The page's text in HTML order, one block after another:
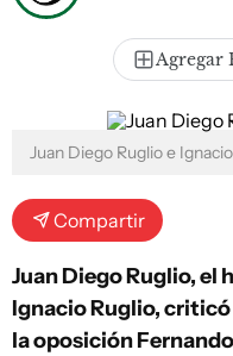
Agregar
Juan Diego Ruglio e
Compartir
Juan Diego Ruglio, el
Ignacio Ruglio,
la oposición